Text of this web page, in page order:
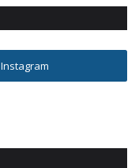
Instagram